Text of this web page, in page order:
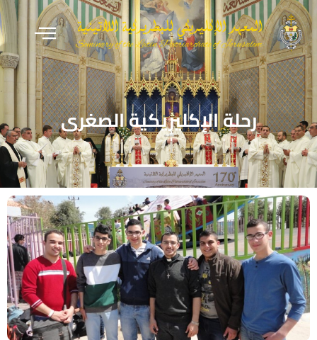
رحلة الإكليريكية الصغرى